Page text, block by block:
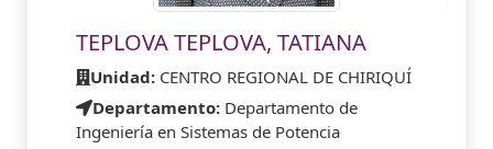
TEPLOVA TEPLOVA, TATIANA
Unidad: CENTRO REGIONAL DE CHIRIQUÍ
Departamento: Departamento de
Ingeniería en Sistemas de Potencia